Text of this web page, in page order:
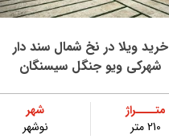
خرید ویلا در نخ شمال سند دار
شهرکی ویو جنگل سیسنگان
متــــراژ
210 متر
شهر
نوشهر